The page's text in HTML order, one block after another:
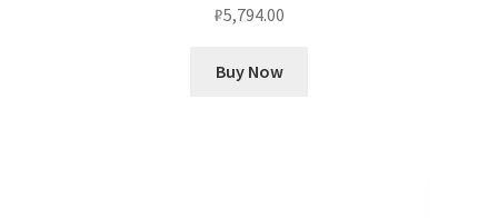
₽5,794.00
Buy Now